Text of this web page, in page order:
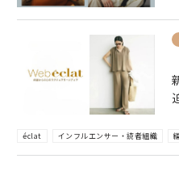
éclat インフルエンサー・読者組織